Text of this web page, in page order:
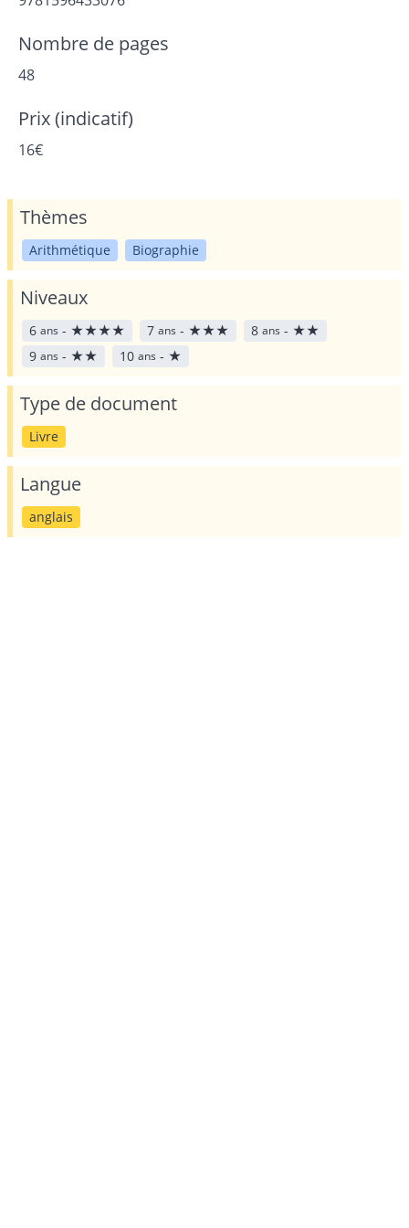
Nombre de pages
48
Prix (indicatif)
16€
Thèmes
Arithmétique Biographie
Niveaux
6 ans - ★★★★ 7 ans - ★★★ 8 ans - ★★
9 ans - ★★ 10 ans - ★
Type de document
Livre
Langue
anglais